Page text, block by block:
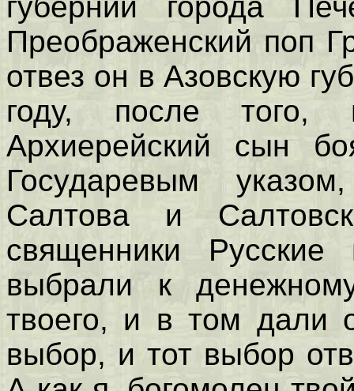
Преображенский поп
отвез он в Азовскую
году, после того,
Архиерейский сын
Государевым
Салтова и
священники
выбрали к
твоего, и в том дали
выбор, и тот выбор